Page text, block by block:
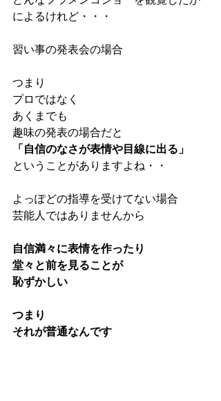
によるけれど・・・
習い事の発表会の場合
つまり
プロではなく
あくまでも
趣味の発表の場合だと
「自信のなさが表情や目線に出る」
ということがありますよね・・
よっぽどの指導を受けてない場合
芸能人ではありませんから
自信満々に表情を作ったり
堂々と前を見ることが
恥ずかしい
つまり
それが普通なんです